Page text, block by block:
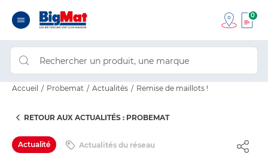
0
Accueil Probemat Actualités Remise de maillots !
RETOUR AUX ACTUALITÉS : PROBEMAT
Actualité Actualités du réseau